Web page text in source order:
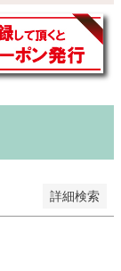
詳細検索